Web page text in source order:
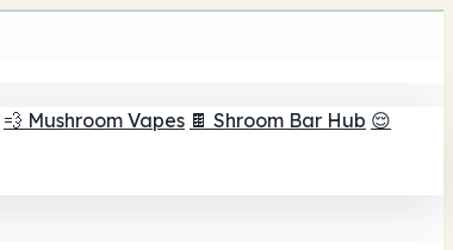
💨 Mushroom Vapes 🍫 Shroom Bar Hub 😌